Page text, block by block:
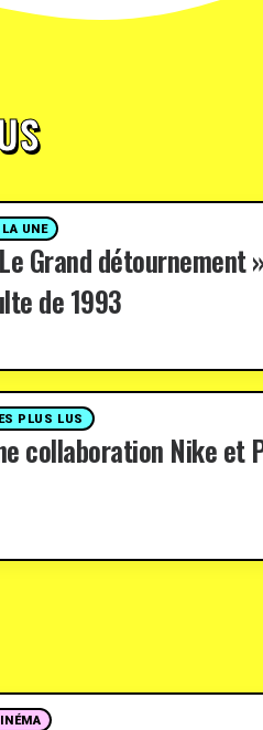
UNE
Grand détournement
de 1993
PLUS LUS
collaboration Nike et